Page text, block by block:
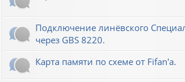
Подключение линёвского
через GBS 8220.
Карта памяти по схеме от Fifan'a.